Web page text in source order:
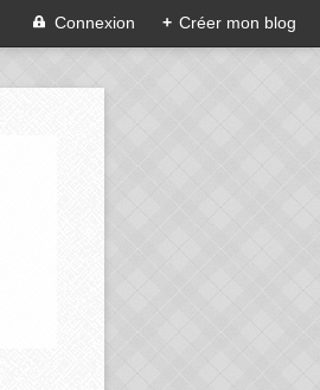
Connexion + Créer mon blog